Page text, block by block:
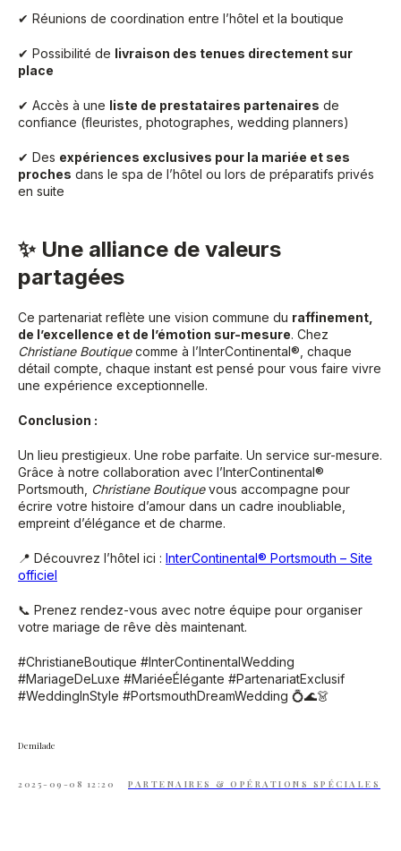
✔ Réunions de coordination entre l’hôtel et la boutique
✔ Possibilité de livraison des tenues directement sur
place
✔ Accès à une liste de prestataires partenaires de
confiance (fleuristes, photographes, wedding planners)
✔ Des expériences exclusives pour la mariée et ses
proches dans le spa de l’hôtel ou lors de préparatifs privés
en suite
✨ Une alliance de valeurs
partagées
Ce partenariat reflète une vision commune du raffinement,
de l’excellence et de l’émotion sur-mesure. Chez
Christiane Boutiquecomme à l’InterContinental®, chaque
détail compte, chaque instant est pensé pour vous faire vivre
une expérience exceptionnelle.
Conclusion :
Un lieu prestigieux. Une robe parfaite. Un service sur-mesure.
Grâce à notre collaboration avec l’InterContinental®
Portsmouth,
Christiane Boutiquevous accompagne pour
écrire votre histoire d’amour dans un cadre inoubliable,
empreint d’élégance et de charme.
📍 Découvrez l’hôtel ici : InterContinental® Portsmouth – Site
officiel
📞 Prenez rendez-vous avec notre équipe pour organiser
votre mariage de rêve dès maintenant.
#ChristianeBoutique #InterContinentalWedding
#MariageDeLuxe #MariéeÉlégante #PartenariatExclusif
#WeddingInStyle #PortsmouthDreamWedding 💍🌊👗
Demilade
2025-09-08 12:20 PARTENAIRES & OPÉRATIONS SPÉCIALES